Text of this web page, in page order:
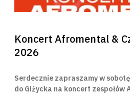
Koncert Afromental &
2026
Serdecznie zapraszamy w
do Giżycka na koncert zespołów